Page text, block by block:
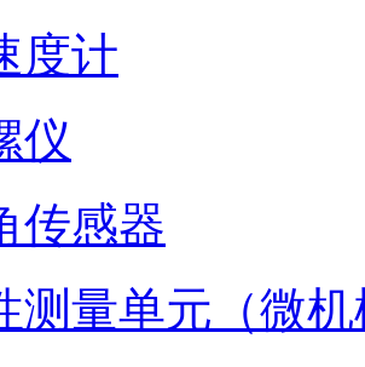
度计
仪
传感器
测量单元（微